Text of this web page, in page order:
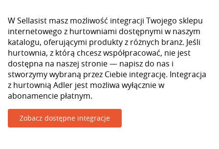
W Sellasist masz możliwość integracji Twojego sklepu
internetowego z hurtowniami dostępnymi w naszym
katalogu, oferującymi produkty z różnych branż. Jeśli
hurtownia, z którą chcesz współpracować, nie jest
dostępna na naszej stronie — napisz do nas i
stworzymy wybraną przez Ciebie integrację. Integracja
z hurtownią Adler jest możliwa wyłącznie w
abonamencie płatnym.
Zobacz dostępne integracje